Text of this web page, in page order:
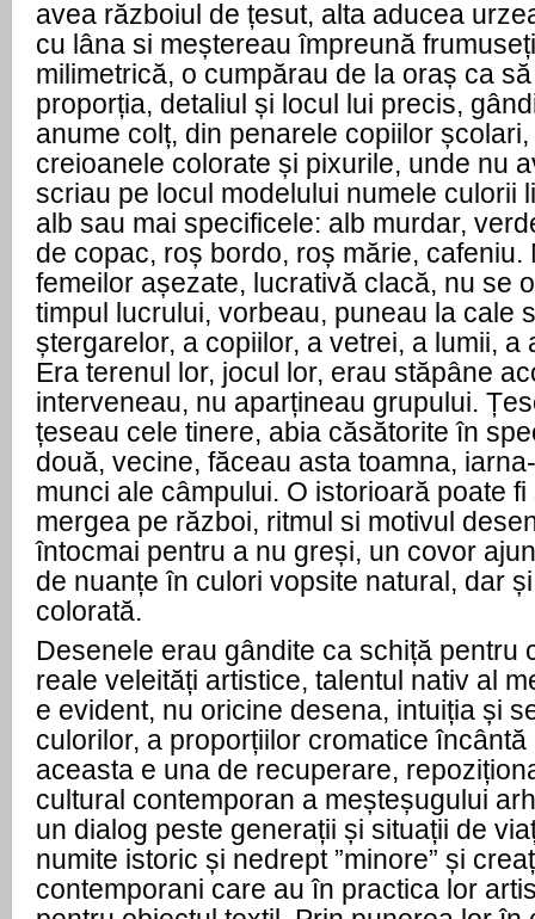
avea războiul de țesut, alta aducea
cu lâna si meștereau împreună
milimetrică, o cumpărau de la oraș ca
proporția, detaliul și locul lui precis,
anume colț, din penarele copiilor
creioanele colorate și pixurile, unde nu
scriau pe locul modelului numele culorii
alb sau mai specificele: alb murdar,
de copac, roș bordo, roș mărie, cafeniu.
femeilor așezate, lucrativă clacă, nu se
timpul lucrului, vorbeau, puneau la cale
ștergarelor, a copiilor, a vetrei, a lumii, a
Era terenul lor, jocul lor, erau stăpâne
interveneau, nu aparțineau grupului.
țeseau cele tinere, abia căsătorite în
două, vecine, făceau asta toamna,
munci ale câmpului. O istorioară poate
mergea pe război, ritmul si motivul
întocmai pentru a nu greși, un covor
de nuanțe în culori vopsite natural, dar
colorată.
Desenele erau gândite ca schiță pentru
reale veleități artistice, talentul nativ al
e evident, nu oricine desena, intuiția și
culorilor, a proporțiilor cromatice
aceasta e una de recuperare,
cultural contemporan a meșteșugului
un dialog peste generații și situații de
numite istoric și nedrept ”minore” și
contemporani care au în practica lor